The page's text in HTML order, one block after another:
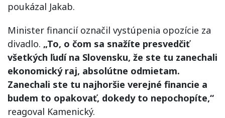
poukázal Jakab.
Minister financií označil vystúpenia opozície za
divadlo. „To, o čom sa snažíte presvedčiť
všetkých ľudí na Slovensku, že ste tu zanechali
ekonomický raj, absolútne odmietam.
Zanechali ste tu najhoršie verejné financie a
budem to opakovať, dokedy to nepochopíte,“
reagoval Kamenický.